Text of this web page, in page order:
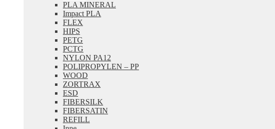
PLA MINERAL
Impact PLA
FLEX
HIPS
PETG
PCTG
NYLON PA12
POLIPROPYLEN – PP
WOOD
ZORTRAX
ESD
FIBERSILK
FIBERSATIN
REFILL